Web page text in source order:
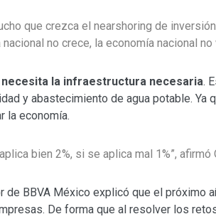
que crezca el nearshoring de
nacional no crece, la economía nacional no
necesita la infraestructura necesaria.
y abastecimiento de agua potable. Ya
la economía.
bien 2%, si se aplica mal 1%”, afirmó
de BBVA México explicó que el próximo
De forma que al resolver los